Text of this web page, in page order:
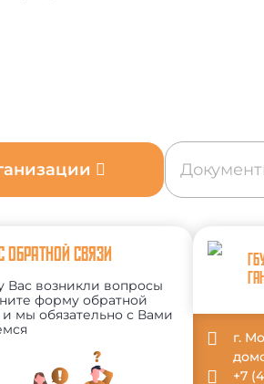
ОБРАТНОЙ СВЯЗИ
Вас возникли вопросы
форму обратной
и мы обязательно с Вами
г.
+7